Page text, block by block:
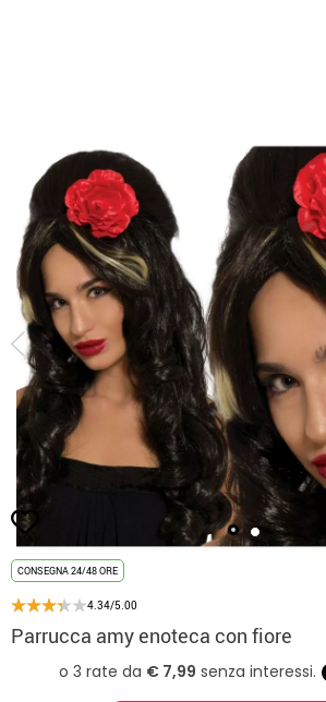
CONSEGNA 24/48 ORE
4.34/5.00
Parrucca amy enoteca con fiore